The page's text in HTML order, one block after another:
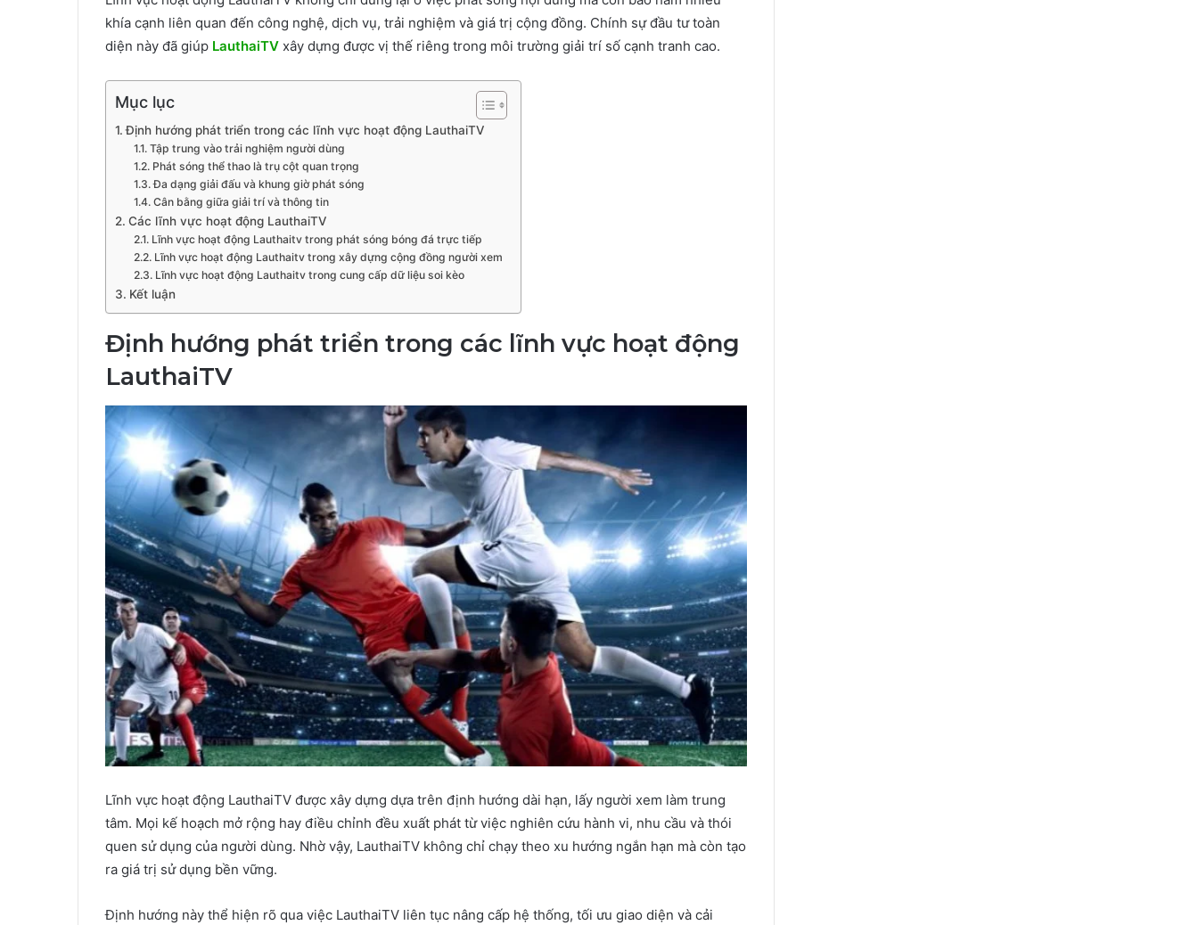
khía cạnh liên quan đến công nghệ, dịch vụ, trải nghiệm và giá trị cộng đồng. Chính sự đầu tư toàn
diện này đã giúp LauthaiTV xây dựng được vị thế riêng trong môi trường giải trí số cạnh tranh cao.
Mục lục
Định hướng phát triển trong các lĩnh vực hoạt động LauthaiTV
Tập trung vào trải nghiệm người dùng
Phát sóng thể thao là trụ cột quan trọng
Đa dạng giải đấu và khung giờ phát sóng
Cân bằng giữa giải trí và thông tin
Các lĩnh vực hoạt động LauthaiTV
Lĩnh vực hoạt động Lauthaitv trong phát sóng bóng đá trực tiếp
Lĩnh vực hoạt động Lauthaitv trong xây dựng cộng đồng người xem
Lĩnh vực hoạt động Lauthaitv trong cung cấp dữ liệu soi kèo
Kết luận
Định hướng phát triển trong các lĩnh vực hoạt động
LauthaiTV
Lĩnh vực hoạt động LauthaiTV được xây dựng dựa trên định hướng dài hạn, lấy người xem làm trung
tâm. Mọi kế hoạch mở rộng hay điều chỉnh đều xuất phát từ việc nghiên cứu hành vi, nhu cầu và thói
quen sử dụng của người dùng. Nhờ vậy, LauthaiTV không chỉ chạy theo xu hướng ngắn hạn mà còn tạo
ra giá trị sử dụng bền vững.
Định hướng này thể hiện rõ qua việc LauthaiTV liên tục nâng cấp hệ thống, tối ưu giao diện và cải